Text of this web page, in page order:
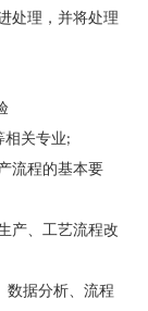
处理，并将处理
相关专业;
流程的基本要
产、工艺流程改
数据分析、流程